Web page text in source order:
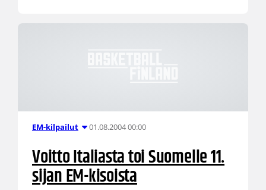
EM-kilpailut 01.08.2004 00:00
Voitto Italiasta toi Suomelle 11.
sijan EM-kisoista